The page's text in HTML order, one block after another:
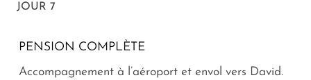
JOUR 7
PENSION COMPLÈTE
Accompagnement à l’aéroport et envol vers David.